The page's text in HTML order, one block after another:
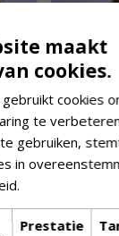
Pot op
Op
maakt
cookies.
cookies
te
gebruiken,
in
Prestatie